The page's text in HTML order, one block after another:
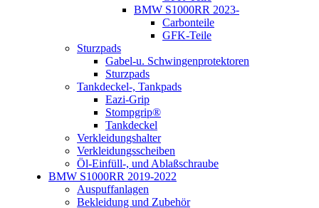
BMW S1000RR 2023-
Carbonteile
GFK-Teile
Sturzpads
Gabel-u. Schwingenprotektoren
Sturzpads
Tankdeckel-, Tankpads
Eazi-Grip
Stompgrip®
Tankdeckel
Verkleidungshalter
Verkleidungsscheiben
Öl-Einfüll-, und Ablaßschraube
BMW S1000RR 2019-2022
Auspuffanlagen
Bekleidung und Zubehör